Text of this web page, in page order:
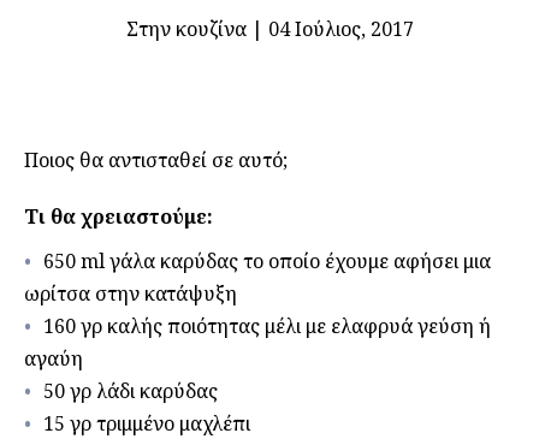
Στην κουζίνα| 04 Ιούλιος, 2017
Ποιος θα αντισταθεί σε αυτό;
Τι θα χρειαστούμε:
650 ml γάλα καρύδας το οποίο έχουμε αφήσει μια
ωρίτσα στην κατάψυξη
160 γρ καλής ποιότητας μέλι με ελαφρυά γεύση ή
αγαύη
50 γρ λάδι καρύδας
15 γρ τριμμένο μαχλέπι